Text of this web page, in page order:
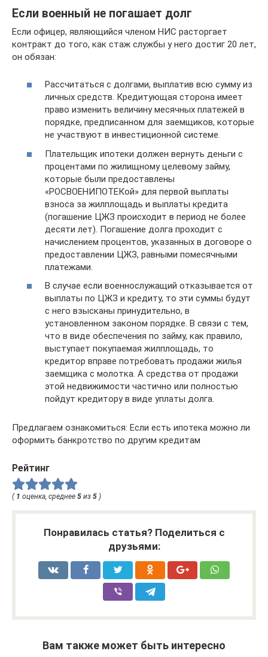
Если военный не погашает долг
Если офицер, являющийся членом НИС расторгает
контракт до того, как стаж службы у него достиг 20 лет,
он обязан:
Рассчитаться с долгами, выплатив всю сумму из
личных средств. Кредитующая сторона имеет
право изменить величину месячных платежей в
порядке, предписанном для заемщиков, которые
не участвуют в инвестиционной системе.
Плательщик ипотеки должен вернуть деньги с
процентами по жилищному целевому займу,
которые были предоставлены
«РОСВОЕНИПОТЕКой» для первой выплаты
взноса за жилплощадь и выплаты кредита
(погашение ЦЖЗ происходит в период не более
десяти лет). Погашение долга проходит с
начислением процентов, указанных в договоре о
предоставлении ЦЖЗ, равными помесячными
платежами.
В случае если военнослужащий отказывается от
выплаты по ЦЖЗ и кредиту, то эти суммы будут
с него взысканы принудительно, в
установленном законом порядке. В связи с тем,
что в виде обеспечения по займу, как правило,
выступает покупаемая жилплощадь, то
кредитор вправе потребовать продажи жилья
заемщика с молотка. А средства от продажи
этой недвижимости частично или полностью
пойдут кредитору в виде уплаты долга.
Предлагаем ознакомиться: Если есть ипотека можно ли
оформить банкротство по другим кредитам
Рейтинг
( 1 оценка, среднее 5 из 5 )
Понравилась статья? Поделиться с
друзьями:
Вам также может быть интересно